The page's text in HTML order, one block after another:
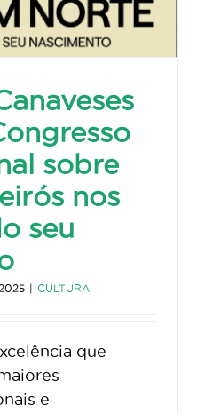
sobre
nos
seu
| CULTURA
que
e